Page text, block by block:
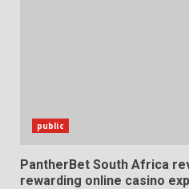
public
PantherBet South Africa
rewarding online casino